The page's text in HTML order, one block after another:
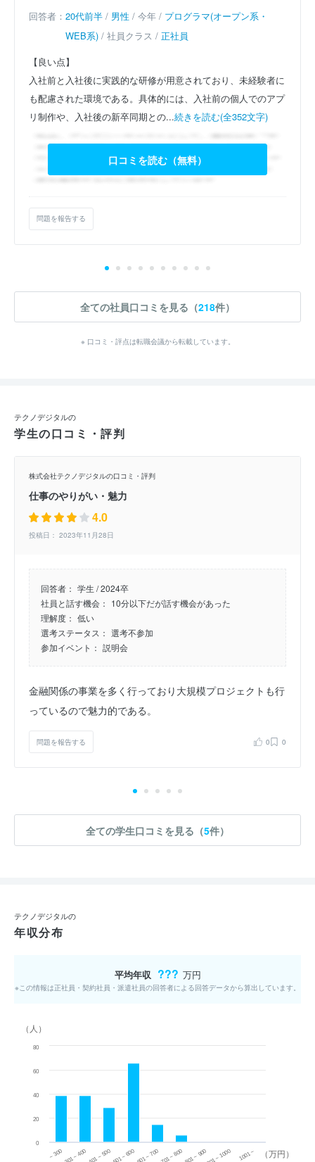
回答者： 20代前半 / 男性 / 今年 / プログラマ(オープン系・
WEB系) / 社員クラス / 正社員
【良い点】
入社前と入社後に実践的な研修が用意されており、未経験者に
も配慮された環境である。具体的には、入社前の個人でのアプ
リ制作や、入社後の新卒同期との...続きを読む(全352文字)
口コミを読む（無料）
問題を報告する
全ての社員口コミを見る（218件）
※ 口コミ・評点は転職会議から転載しています。
テクノデジタルの
学生の口コミ・評判
株式会社テクノデジタルの口コミ・評判
仕事のやりがい・魅力
4.0
投稿日： 2023年11月28日
回答者： 学生 / 2024卒
社員と話す機会： 10分以下だが話す機会があった
理解度： 低い
選考ステータス： 選考不参加
参加イベント： 説明会
金融関係の事業を多く行っており大規模プロジェクトも行
っているので魅力的である。
問題を報告する 0 0
全ての学生口コミを見る（5件）
テクノデジタルの
年収分布
平均年収 ??? 万円
※この情報は正社員・契約社員・派遣社員の回答者による回答データから算出しています。
（万円）
（人）
~ 300 301 ~ 400 401 ~ 500501 ~ 600601 ~ 700701 ~ 800801 ~ 900901 ~ 1000 1001 ~
0
20
40
60
80